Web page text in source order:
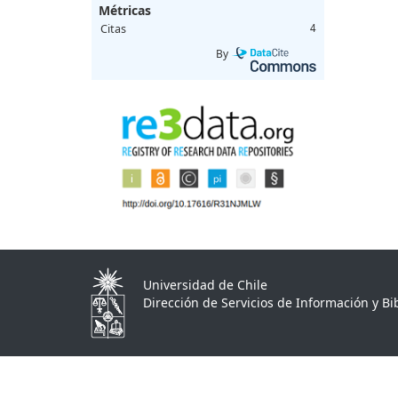
Métricas
Citas 4
By
Universidad de Chile
Dirección de Servicios de Información y